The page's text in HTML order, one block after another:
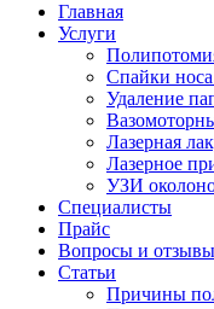
Главная
Услуги
Спайки
Удаление
Лазерная
Лазерное
УЗИ
Специалисты
Прайс
Вопросы и
Статьи
Причины